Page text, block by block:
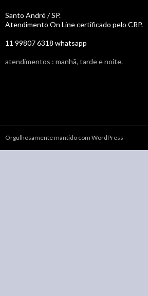
Santo André / SP.
Atendimento On Line certificado pelo CRP.
11 99807 6318 whatsapp
atendimentos : manhã, tarde e noite.
Orgulhosamente mantido com WordPress